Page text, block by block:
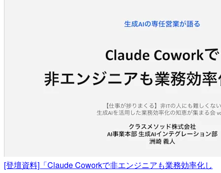
[登壇資料]「Claude Coworkで非エンジニアも業務効率化し